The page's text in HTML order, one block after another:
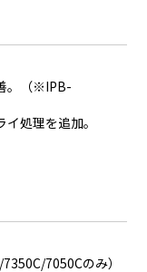
。（※IPB-
処理を追加。
7050Cのみ）